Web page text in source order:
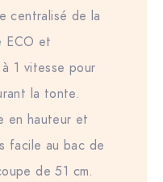
centralisé de la
ECO et
1 vitesse pour
la tonte.
en hauteur et
facile au bac de
de 51 cm.